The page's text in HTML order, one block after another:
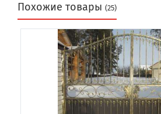
Похожие товары (25)